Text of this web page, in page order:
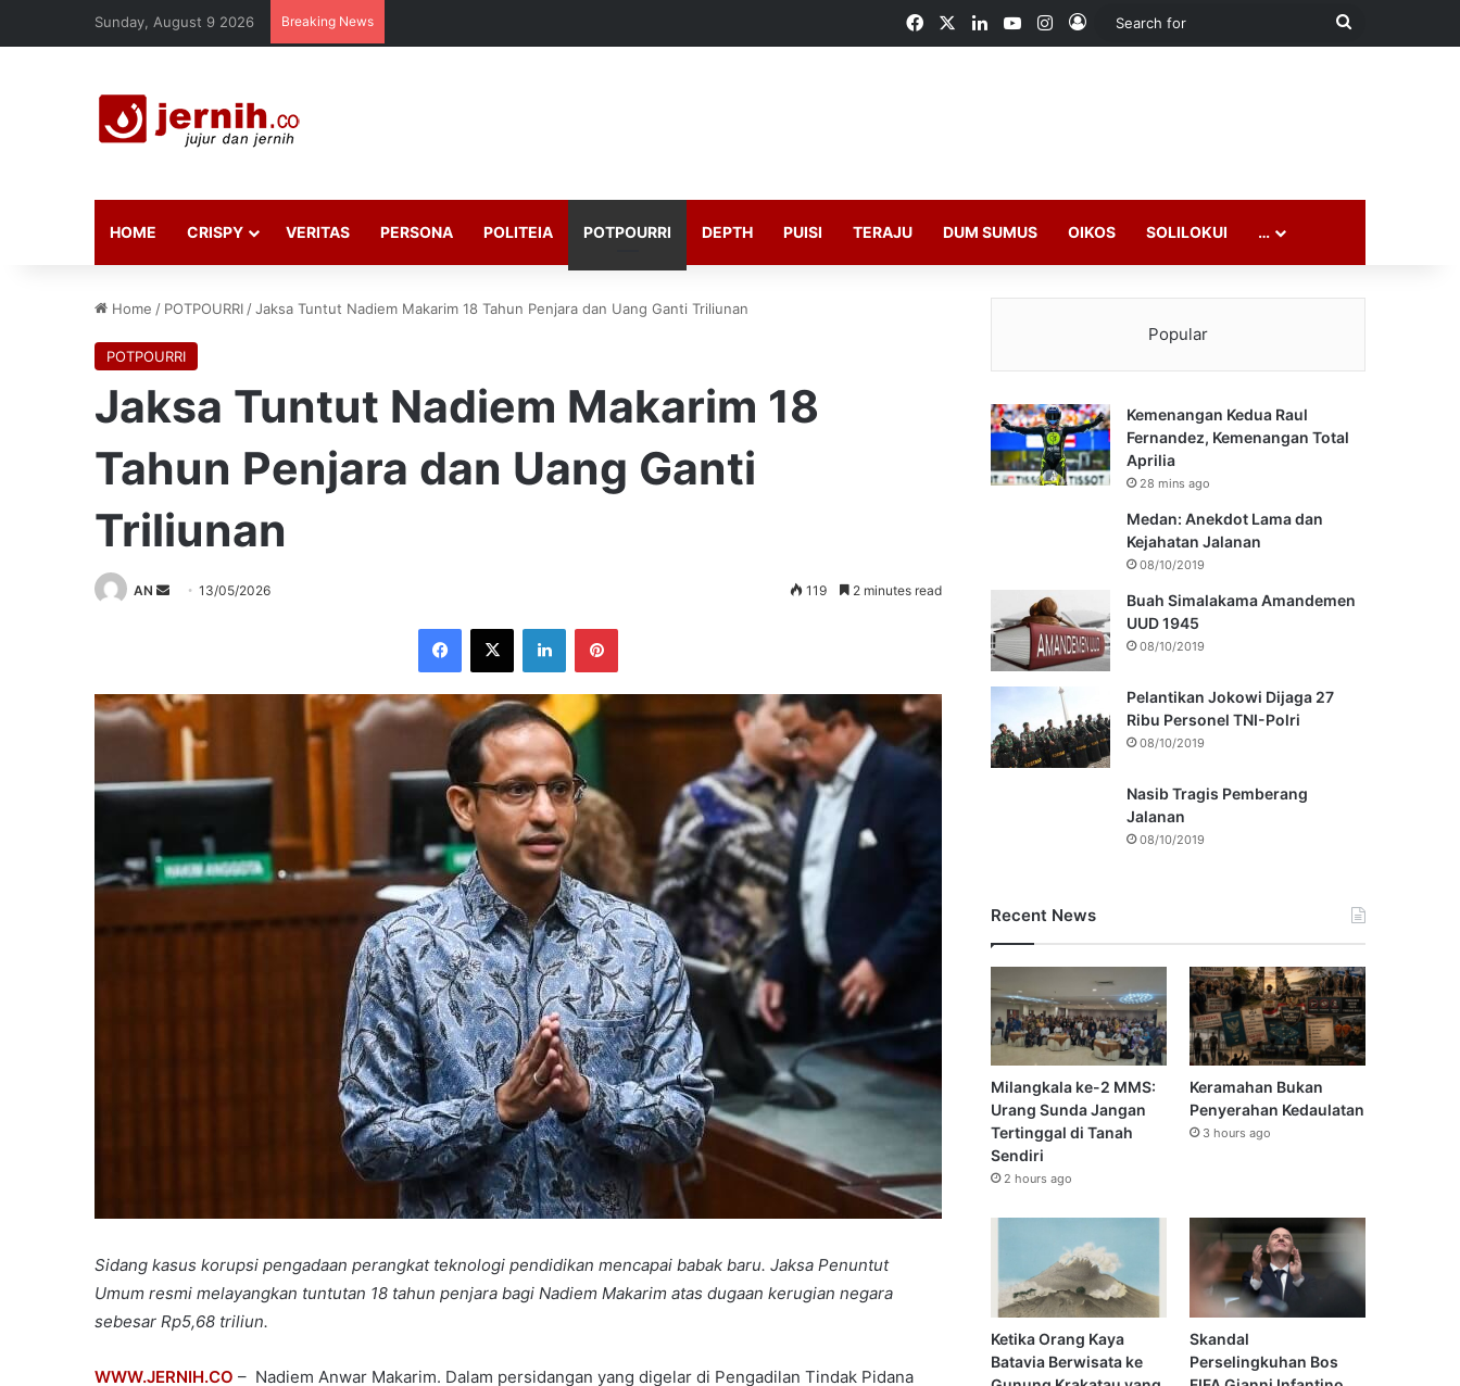
Sunday, August 9 2026 Breaking News FacebookLinkedInYouTubeInstagram
Log In
Search
HOME CRISPY VERITAS PERSONA POLITEIA POTPOURRI DEPTH PUISI TERAJU DUM SUMUS OIKOS SOLILOKUI …
Home / POTPOURRI /Jaksa Tuntut Nadiem Makarim 18 Tahun Penjara dan Uang Ganti Triliunan
POTPOURRI
Jaksa Tuntut Nadiem Makarim 18
Tahun Penjara dan Uang Ganti
Triliunan
AN
Send13/05/2026 119 2 minutes read
Facebook
X LinkedInPinterest
Sidang kasus korupsi pengadaan perangkat teknologi pendidikan mencapai babak baru. Jaksa Penuntut
Umum resmi melayangkan tuntutan 18 tahun penjara bagi Nadiem Makarim atas dugaan kerugian negara
sebesar Rp5,68 triliun.
WWW.JERNIH.CO – Nadiem Anwar Makarim. Dalam persidangan yang digelar di Pengadilan Tindak Pidana
Popular
Kemenangan Kedua Raul
Fernandez, Kemenangan Total
Aprilia
28 mins ago
Medan: Anekdot Lama dan
Kejahatan Jalanan
08/10/2019
Buah Simalakama Amandemen
UUD 1945
08/10/2019
Pelantikan Jokowi Dijaga 27
Ribu Personel TNI-Polri
08/10/2019
Nasib Tragis Pemberang
Jalanan
08/10/2019
Recent News
Milangkala ke-2 MMS:
Urang Sunda Jangan
Tertinggal di Tanah
Sendiri
2 hours ago
Keramahan Bukan
Penyerahan Kedaulatan
3 hours ago
Ketika Orang Kaya
Batavia Berwisata ke
Skandal
Perselingkuhan Bos